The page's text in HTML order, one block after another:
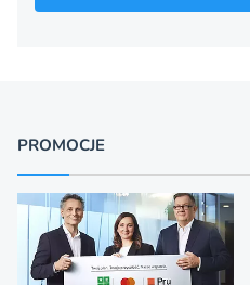
PROMOCJE